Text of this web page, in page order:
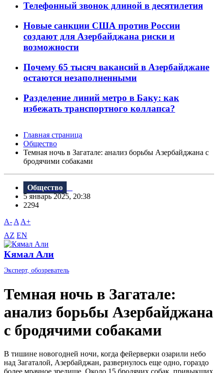
Телефонный звонок длиной в десятилетия
Новые санкции США против России
создают для Азербайджана риски и
возможности
Почему 65 тысяч вакансий в Азербайджане
остаются незаполненными
Разделение линий метро в Баку: как
избежать транспортного коллапса?
Главная страница
Общество
Темная ночь в Загатале: анализ борьбы Азербайджана с
бродячими собаками
Общество
5 январь 2025, 20:38
2294
A- A A+
AZ EN
Кямал Али
Эксперт, обозреватель
Темная ночь в Загатале:
анализ борьбы Азербайджана
с бродячими собаками
В тишине новогодней ночи, когда фейерверки озарили небо
над Загаталой, Азербайджан, развернулось еще одно, гораздо